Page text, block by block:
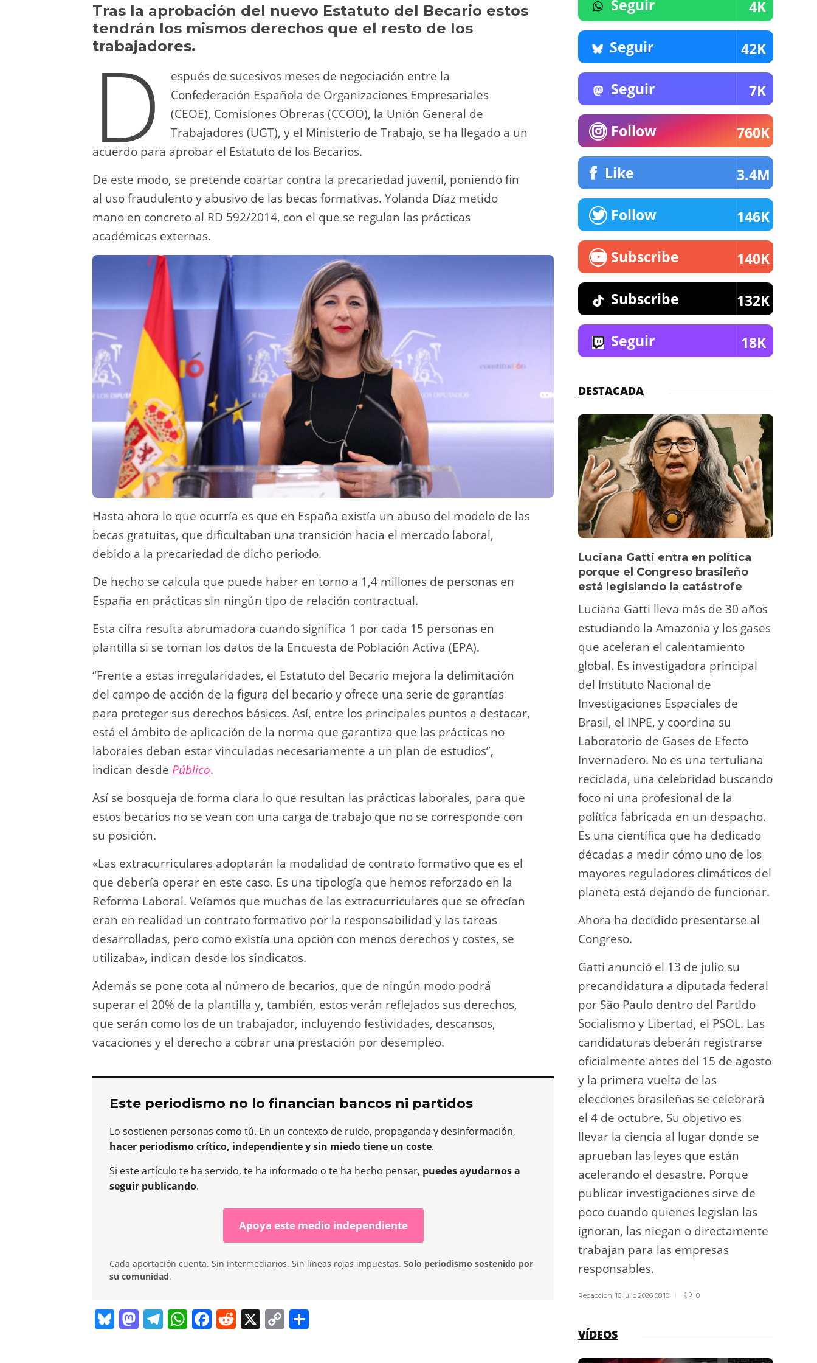
y d
o
n
a
m
A
p
p
b
o
k
t
Li
n
ar
tir
Tras la aprobación del nuevo Estatuto del Becario estos
tendrán los mismos derechos que el resto de los
trabajadores.
D
espués de sucesivos meses de negociación entre la
Confederación Española de Organizaciones Empresariales
(CEOE), Comisiones Obreras (CCOO), la Unión General de
Trabajadores (UGT), y el Ministerio de Trabajo, se ha llegado a un
acuerdo para aprobar el Estatuto de los Becarios.
De este modo, se pretende coartar contra la precariedad juvenil, poniendo fin
al uso fraudulento y abusivo de las becas formativas. Yolanda Díaz metido
mano en concreto al RD 592/2014, con el que se regulan las prácticas
académicas externas.
Hasta ahora lo que ocurría es que en España existía un abuso del modelo de las
becas gratuitas, que dificultaban una transición hacia el mercado laboral,
debido a la precariedad de dicho periodo.
De hecho se calcula que puede haber en torno a 1,4 millones de personas en
España en prácticas sin ningún tipo de relación contractual.
Esta cifra resulta abrumadora cuando significa 1 por cada 15 personas en
plantilla si se toman los datos de la Encuesta de Población Activa (EPA).
“Frente a estas irregularidades, el Estatuto del Becario mejora la delimitación
del campo de acción de la figura del becario y ofrece una serie de garantías
para proteger sus derechos básicos. Así, entre los principales puntos a destacar,
está el ámbito de aplicación de la norma que garantiza que las prácticas no
laborales deban estar vinculadas necesariamente a un plan de estudios”,
indican desde Público.
Así se bosqueja de forma clara lo que resultan las prácticas laborales, para que
estos becarios no se vean con una carga de trabajo que no se corresponde con
su posición.
«Las extracurriculares adoptarán la modalidad de contrato formativo que es el
que debería operar en este caso. Es una tipología que hemos reforzado en la
Reforma Laboral. Veíamos que muchas de las extracurriculares que se ofrecían
eran en realidad un contrato formativo por la responsabilidad y las tareas
desarrolladas, pero como existía una opción con menos derechos y costes, se
utilizaba», indican desde los sindicatos.
Además se pone cota al número de becarios, que de ningún modo podrá
superar el 20% de la plantilla y, también, estos verán reflejados sus derechos,
que serán como los de un trabajador, incluyendo festividades, descansos,
vacaciones y el derecho a cobrar una prestación por desempleo.
Este periodismo no lo financian bancos ni partidos
Lo sostienen personas como tú. En un contexto de ruido, propaganda y desinformación,
hacer periodismo crítico, independiente y sin miedo tiene un coste.
Si este artículo te ha servido, te ha informado o te ha hecho pensar, puedes ayudarnos a
seguir publicando.
Apoya este medio independiente
Cada aportación cuenta. Sin intermediarios. Sin líneas rojas impuestas. Solo periodismo sostenido por
su comunidad.
Bl M T
W F
R
X
C
Seguir 4K
Seguir 42K
Seguir 7K
Follow 760K
Like 3.4M
Follow 146K
Subscribe 140K
Subscribe 132K
Seguir 18K
DESTACADA
Luciana Gatti entra en política
porque el Congreso brasileño
está legislando la catástrofe
Luciana Gatti lleva más de 30 años
estudiando la Amazonia y los gases
que aceleran el calentamiento
global. Es investigadora principal
del Instituto Nacional de
Investigaciones Espaciales de
Brasil, el INPE, y coordina su
Laboratorio de Gases de Efecto
Invernadero. No es una tertuliana
reciclada, una celebridad buscando
foco ni una profesional de la
política fabricada en un despacho.
Es una científica que ha dedicado
décadas a medir cómo uno de los
mayores reguladores climáticos del
planeta está dejando de funcionar.
Ahora ha decidido presentarse al
Congreso.
Gatti anunció el 13 de julio su
precandidatura a diputada federal
por São Paulo dentro del Partido
Socialismo y Libertad, el PSOL. Las
candidaturas deberán registrarse
oficialmente antes del 15 de agosto
y la primera vuelta de las
elecciones brasileñas se celebrará
el 4 de octubre. Su objetivo es
llevar la ciencia al lugar donde se
aprueban las leyes que están
acelerando el desastre. Porque
publicar investigaciones sirve de
poco cuando quienes legislan las
ignoran, las niegan o directamente
trabajan para las empresas
responsables.
Redaccion ,16 julio 2026 08:10 0
VÍDEOS